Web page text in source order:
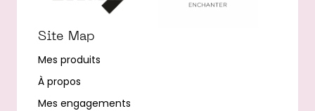
Site Map
Mes produits
À propos
Mes engagements